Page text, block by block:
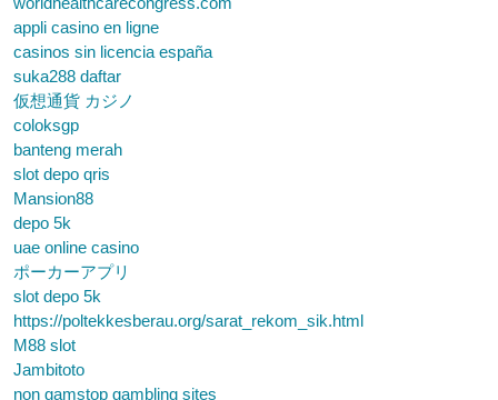
appli casino en ligne
casinos sin licencia españa
suka288 daftar
仮想通貨 カジノ
coloksgp
banteng merah
slot depo qris
Mansion88
depo 5k
uae online casino
ポーカーアプリ
slot depo 5k
https://poltekkesberau.org/sarat_rekom_sik.html
M88 slot
Jambitoto
non gamstop gambling sites